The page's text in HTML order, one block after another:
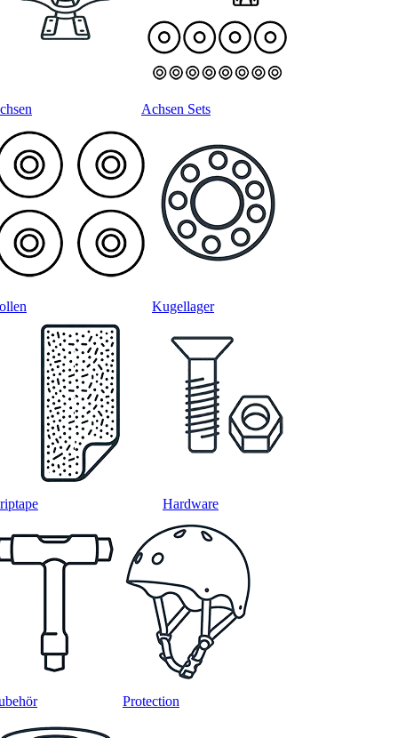
Achsen Sets
Kugellager
Hardware
Protection